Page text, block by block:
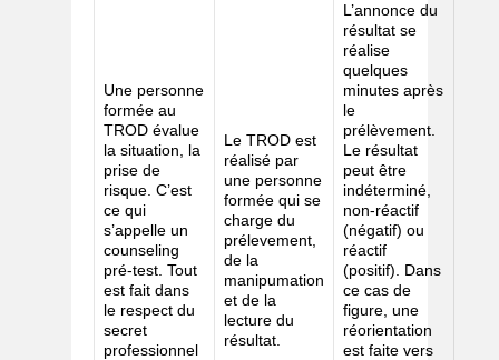
Une personne
formée au
TROD évalue
la situation, la
prise de
risque. C’est
ce qui
s’appelle un
counseling
pré-test. Tout
est fait dans
le respect du
secret
professionnel
Le TROD est
réalisé par
une personne
formée qui se
charge du
prélevement,
de la
manipumation
et de la
lecture du
résultat.
L’annonce du
résultat se
réalise
quelques
minutes après
le
prélèvement.
Le résultat
peut être
indéterminé,
non-réactif
(négatif) ou
réactif
(positif). Dans
ce cas de
figure, une
réorientation
est faite vers